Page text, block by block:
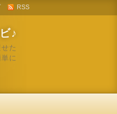
RSS
♪
た
に